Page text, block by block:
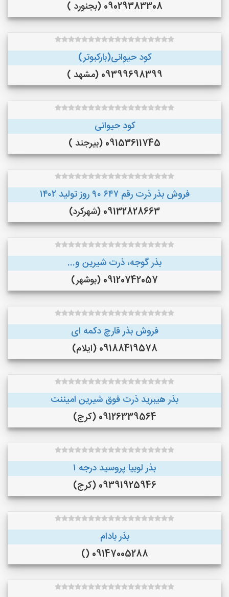
09029383308 (بجنورد )
کود حیوانی(بارکبوتر)
09399698399 (مشهد )
کود حیوانی
09153611745 (بیرجند )
فروش بذر ذرت رقم ۶۴۷ ۹۰ روز تولید ۱۴۰۲
09132828663 (شهرکرد)
بذر گوجه، ذرت شیرین و...
09120742057 (بوشهر)
فروش بذر قارچ دکمه ای
09188419578 (ایلام)
بذر هیبرید ذرت فوق شیرین امیننت
09126339564 (کرج)
بذر لوبیا پروسید درجه ۱
09391925946 (کرج)
بذر بادام
09147005288 ()